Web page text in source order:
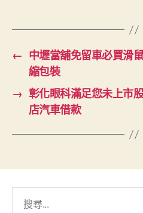
← 中壢當舖免留車必買滑
縮包裝
→ 彰化眼科滿足您未上市
店汽車借款